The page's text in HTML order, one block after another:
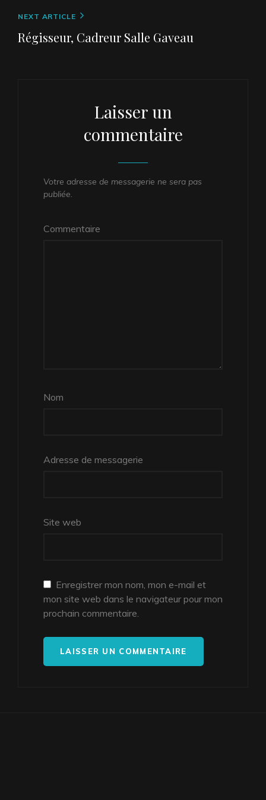
k
Next
Post
NEXT ARTICLE
Régisseur, Cadreur Salle Gaveau
Laisser un
commentaire
Votre adresse de messagerie ne sera pas
publiée.
Commentaire
Nom
Adresse de messagerie
Site web
Enregistrer mon nom, mon e-mail et
mon site web dans le navigateur pour mon
prochain commentaire.